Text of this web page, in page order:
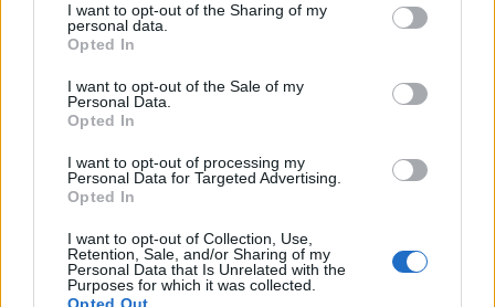
I want to opt-out of the Sharing of my
personal data.
Opted In
I want to opt-out of the Sale of my
Personal Data.
Opted In
I want to opt-out of processing my
Personal Data for Targeted Advertising.
Opted In
I want to opt-out of Collection, Use,
Retention, Sale, and/or Sharing of my
Personal Data that Is Unrelated with the
Purposes for which it was collected.
Szukaj
Szukaj